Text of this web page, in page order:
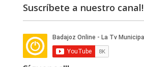
Suscríbete a nuestro canal!